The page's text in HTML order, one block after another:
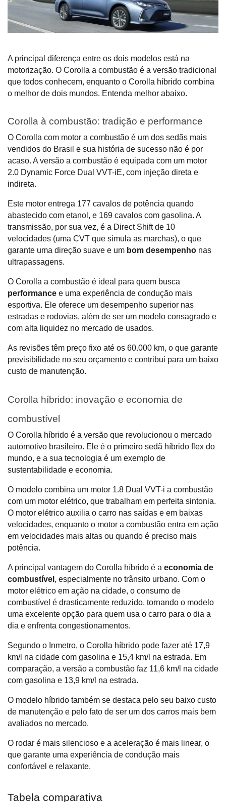
A principal diferença entre os dois modelos está na
motorização. O Corolla a combustão é a versão tradicional
que todos conhecem, enquanto o Corolla híbrido combina
o melhor de dois mundos. Entenda melhor abaixo.
Corolla à combustão: tradição e performance
O Corolla com motor a combustão é um dos sedãs mais
vendidos do Brasil e sua história de sucesso não é por
acaso. A versão a combustão é equipada com um motor
2.0 Dynamic Force Dual VVT-iE, com injeção direta e
indireta.
Este motor entrega 177 cavalos de potência quando
abastecido com etanol, e 169 cavalos com gasolina. A
transmissão, por sua vez, é a Direct Shift de 10
velocidades (uma CVT que simula as marchas), o que
garante uma direção suave e um bom desempenho nas
ultrapassagens.
performance e uma experiência de condução mais
esportiva. Ele oferece um desempenho superior nas
estradas e rodovias, além de ser um modelo consagrado e
com alta liquidez no mercado de usados.
As revisões têm preço fixo até os 60.000 km, o que garante
previsibilidade no seu orçamento e contribui para um baixo
custo de manutenção.
Corolla híbrido: inovação e economia de
combustível
O Corolla híbrido é a versão que revolucionou o mercado
automotivo brasileiro. Ele é o primeiro sedã híbrido flex do
mundo, e a sua tecnologia é um exemplo de
sustentabilidade e economia.
O modelo combina um motor 1.8 Dual VVT-i a combustão
com um motor elétrico, que trabalham em perfeita sintonia.
O motor elétrico auxilia o carro nas saídas e em baixas
velocidades, enquanto o motor a combustão entra em ação
em velocidades mais altas ou quando é preciso mais
potência.
A principal vantagem do Corolla híbrido é a economia de
combustível , especialmente no trânsito urbano. Com o
motor elétrico em ação na cidade, o consumo de
combustível é drasticamente reduzido, tornando o modelo
uma excelente opção para quem usa o carro para o dia a
dia e enfrenta congestionamentos.
Segundo o Inmetro, o Corolla híbrido pode fazer até 17,9
km/l na cidade com gasolina e 15,4 km/l na estrada. Em
comparação, a versão a combustão faz 11,6 km/l na cidade
com gasolina e 13,9 km/l na estrada.
O modelo híbrido também se destaca pelo seu baixo custo
de manutenção e pelo fato de ser um dos carros mais bem
avaliados no mercado.
O rodar é mais silencioso e a aceleração é mais linear, o
que garante uma experiência de condução mais
confortável e relaxante.
Tabela comparativa